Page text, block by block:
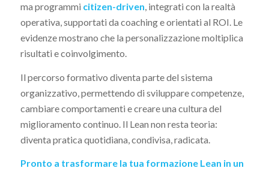
ma programmi citizen-driven, integrati con la realtà
operativa, supportati da coaching e orientati al ROI. Le
evidenze mostrano che la personalizzazione moltiplica
risultati e coinvolgimento.
Il percorso formativo diventa parte del sistema
organizzativo, permettendo di sviluppare competenze,
cambiare comportamenti e creare una cultura del
miglioramento continuo. Il Lean non resta teoria:
diventa pratica quotidiana, condivisa, radicata.
Pronto a trasformare la tua formazione Lean in un